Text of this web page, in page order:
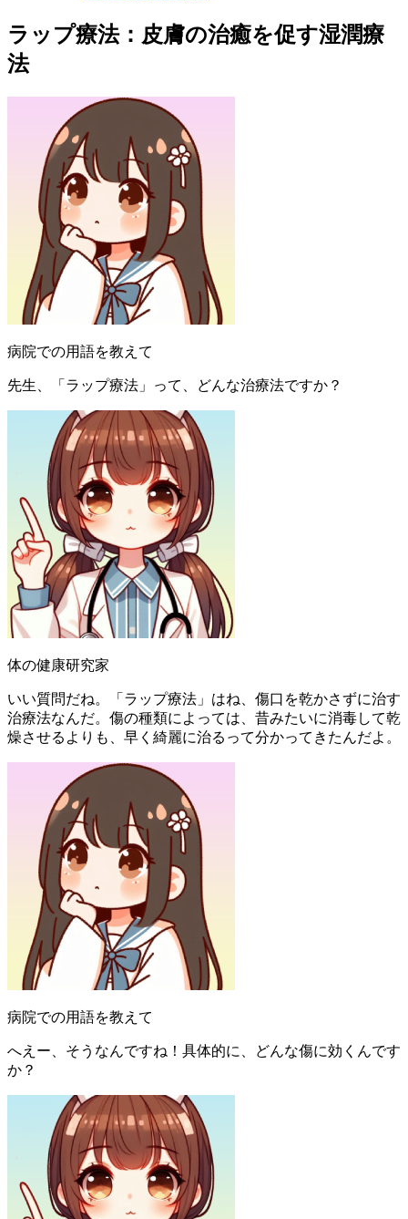
ラップ療法：皮膚の治癒を促す湿潤療
法
病院での用語を教えて
先生、「ラップ療法」って、どんな治療法ですか？
体の健康研究家
いい質問だね。「ラップ療法」はね、傷口を乾かさずに治す
治療法なんだ。傷の種類によっては、昔みたいに消毒して乾
燥させるよりも、早く綺麗に治るって分かってきたんだよ。
病院での用語を教えて
へえー、そうなんですね！具体的に、どんな傷に効くんです
か？